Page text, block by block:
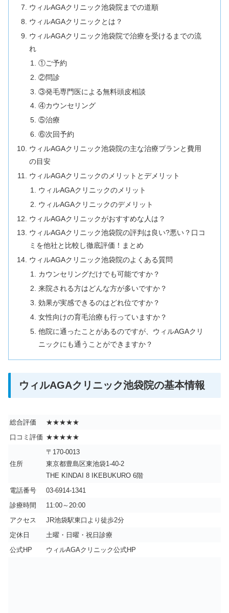
ウィルAGAクリニック池袋院までの道順
ウィルAGAクリニックとは？
ウィルAGAクリニック池袋院で治療を受けるまでの流
れ
①ご予約
②問診
③発毛専門医による無料頭皮相談
④カウンセリング
⑤治療
⑥次回予約
ウィルAGAクリニック池袋院の主な治療プランと費用
の目安
ウィルAGAクリニックのメリットとデメリット
ウィルAGAクリニックのメリット
ウィルAGAクリニックのデメリット
ウィルAGAクリニックがおすすめな人は？
ウィルAGAクリニック池袋院の評判は良い?悪い？口コ
ミを他社と比較し徹底評価！まとめ
ウィルAGAクリニック池袋院のよくある質問
カウンセリングだけでも可能ですか？
来院される方はどんな方が多いですか？
効果が実感できるのはどれ位ですか？
女性向けの育毛治療も行っていますか？
他院に通ったことがあるのですが、ウィルAGAクリ
ニックにも通うことができますか？
ウィルAGAクリニック池袋院の基本情報
総合評価
★★★★★
口コミ評価 ★★★★★
住所
〒170-0013
東京都豊島区東池袋1-40-2
THE KINDAI 8 IKEBUKURO 6階
電話番号
03-6914-1341
診療時間
11:00～20:00
アクセス
JR池袋駅東口より徒歩2分
定休日
土曜・日曜・祝日診療
公式HP
ウィルAGAクリニック公式HP